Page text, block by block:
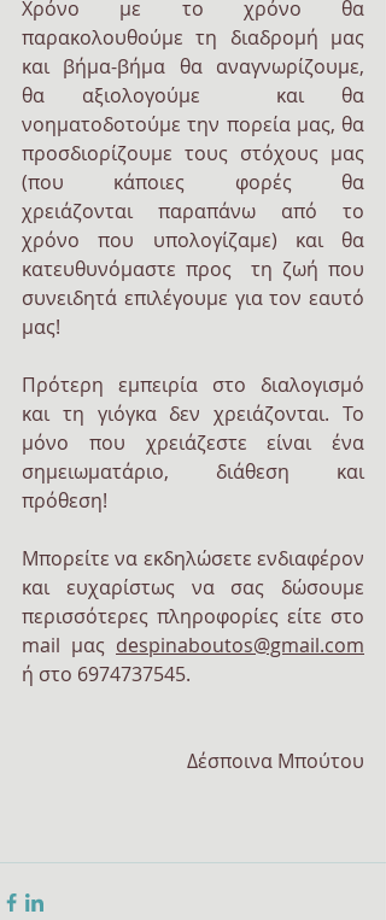
Χρόνο με το χρόνο θα
παρακολουθούμε τη διαδρομή μας
και βήμα-βήμα θα αναγνωρίζουμε,
θα αξιολογούμε  και θα
νοηματοδοτούμε την πορεία μας, θα
προσδιορίζουμε τους στόχους μας
(που κάποιες φορές θα
χρειάζονται παραπάνω από το
χρόνο που υπολογίζαμε) και θα
κατευθυνόμαστε προς  τη ζωή που
συνειδητά επιλέγουμε για τον εαυτό
μας!
Πρότερη εμπειρία στο διαλογισμό
και τη γιόγκα δεν χρειάζονται. Το
μόνο που χρειάζεστε είναι ένα
σημειωματάριο, διάθεση και
πρόθεση!
Μπορείτε να εκδηλώσετε ενδιαφέρον
και ευχαρίστως να σας δώσουμε
περισσότερες πληροφορίες είτε στο
mail μας despinaboutos@gmail.com
ή στο 6974737545.
Δέσποινα Μπούτου